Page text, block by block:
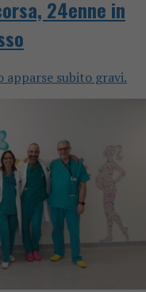
24enne in
apparse subito gravi.